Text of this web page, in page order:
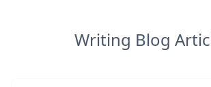
Writing Blog